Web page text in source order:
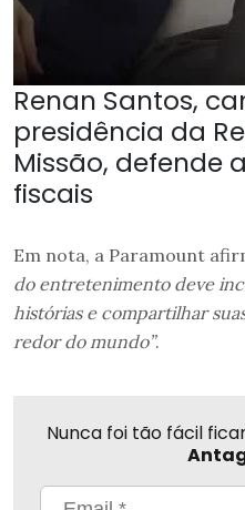
Renan Santos,
presidência da
Missão, defende
fiscais
Em nota, a Paramount
do entretenimento deve
histórias e compartilhar
redor do mundo”.
Nunca foi tão fácil